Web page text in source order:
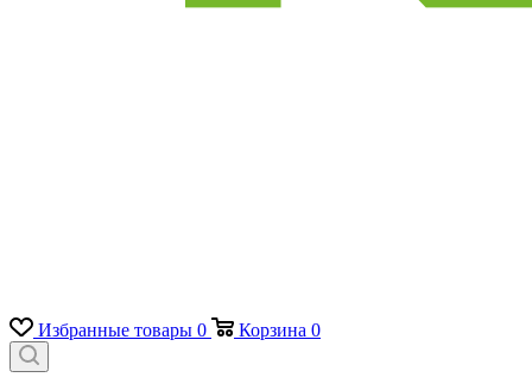
Избранные товары 0 Корзина 0